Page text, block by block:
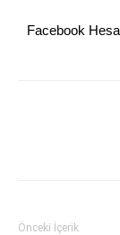
Facebook
Önceki İçerik